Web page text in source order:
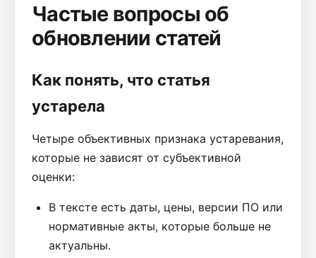
Частые вопросы об
обновлении статей
Как понять, что статья
устарела
Четыре объективных признака устаревания,
которые не зависят от субъективной
оценки:
В тексте есть даты, цены, версии ПО или
нормативные акты, которые больше не
актуальны.